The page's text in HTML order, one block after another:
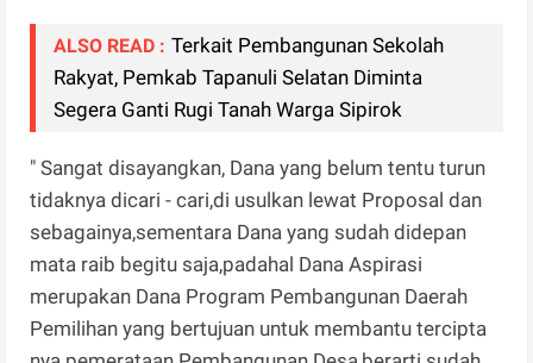
ALSO READ : Terkait Pembangunan Sekolah
Rakyat, Pemkab Tapanuli Selatan Diminta
Segera Ganti Rugi Tanah Warga Sipirok
" Sangat disayangkan, Dana yang belum tentu turun
tidaknya dicari - cari,di usulkan lewat Proposal dan
sebagainya,sementara Dana yang sudah didepan
mata raib begitu saja,padahal Dana Aspirasi
merupakan Dana Program Pembangunan Daerah
Pemilihan yang bertujuan untuk membantu tercipta